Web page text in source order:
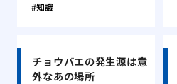
知識
チョウバエの発生源は意
外なあの場所